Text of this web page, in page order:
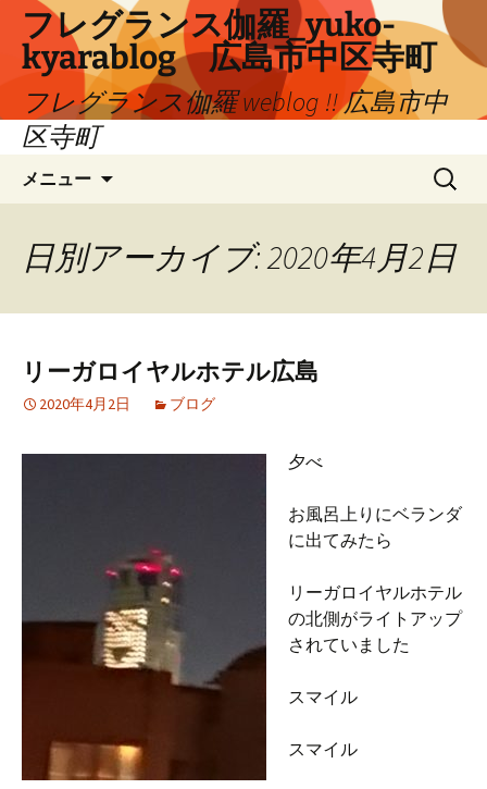
ツ
フレグランス伽羅_yuko-
kyarablog 広島市中区寺町
フレグランス伽羅 weblog !! 広島市中
区寺町
メニュー
検
索:
日別アーカイブ: 2020年4月2日
リーガロイヤルホテル広島
2020年4月2日 ブログ
夕べ
お風呂上りにベランダ
に出てみたら
リーガロイヤルホテル
の北側がライトアップ
されていました
スマイル
スマイル